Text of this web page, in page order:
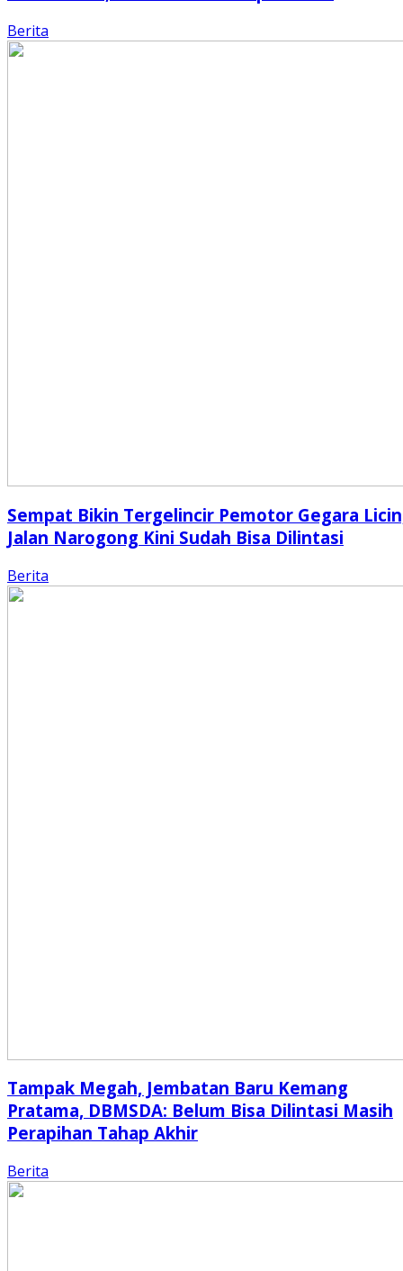
Berita
Sempat Bikin Tergelincir Pemotor Gegara
Jalan Narogong Kini Sudah Bisa Dilintasi
Berita
Tampak Megah, Jembatan Baru Kemang
Pratama, DBMSDA: Belum Bisa Dilintasi Masih
Perapihan Tahap Akhir
Berita